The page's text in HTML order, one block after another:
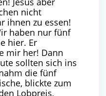
nicht
ihnen zu essen!
haben nur fünf
hier. Er
mir her! Dann
sollten sich ins
die fünf
blickte zum
Lobpreis,